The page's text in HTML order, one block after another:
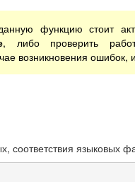
функцию стоит
, либо проверить
возникновения ошибок,
соответствия языковых